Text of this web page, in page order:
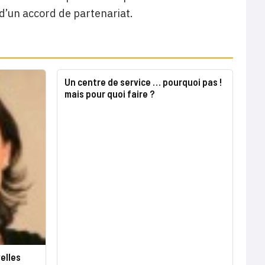
accord de partenariat.
Un centre de service … pourquoi pas !
mais pour quoi faire ?